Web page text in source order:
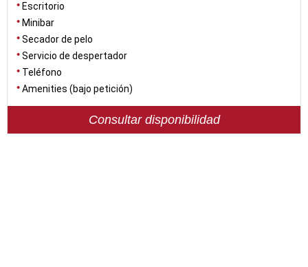
Escritorio
Minibar
Secador de pelo
Servicio de despertador
Teléfono
Amenities (bajo petición)
Consultar disponibilidad